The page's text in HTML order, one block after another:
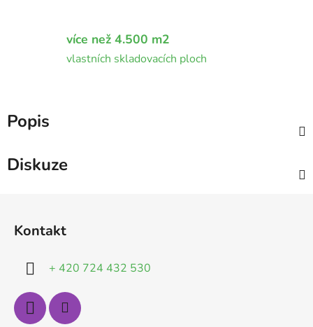
více než 4.500 m2
vlastních skladovacích ploch
Popis
Diskuze
Kontakt
+ 420 724 432 530